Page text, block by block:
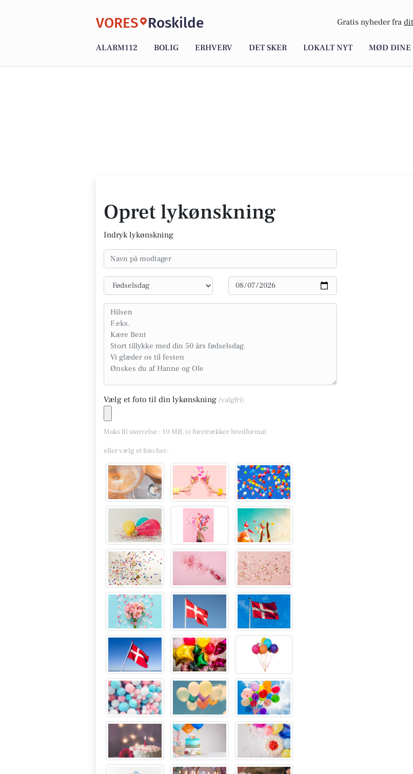
VORES Roskilde Gratis nyheder fra dit
ALARM112 BOLIG ERHVERV DET SKER LOKALT NYT MØD DINE
Opret lykønskning
Indryk lykønskning
Vælg et foto til din lykønskning (valgfri)
Maks fil størrelse : 10 MB, vi foretrækker bredformat
eller vælg et foto her: